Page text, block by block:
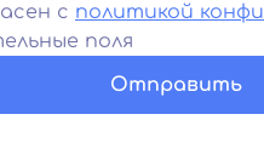
с политикой
поля
Отправить